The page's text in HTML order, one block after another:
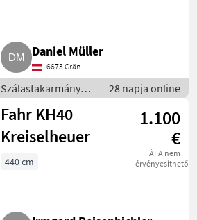
Daniel Müller
6673 Grän
Szálastakarmány
betakarítók /
Rendkezelő
28 napja online
Fahr KH40
Kreiselheuer
1.100
€
ÁFA nem
érvényesíthető
440 cm